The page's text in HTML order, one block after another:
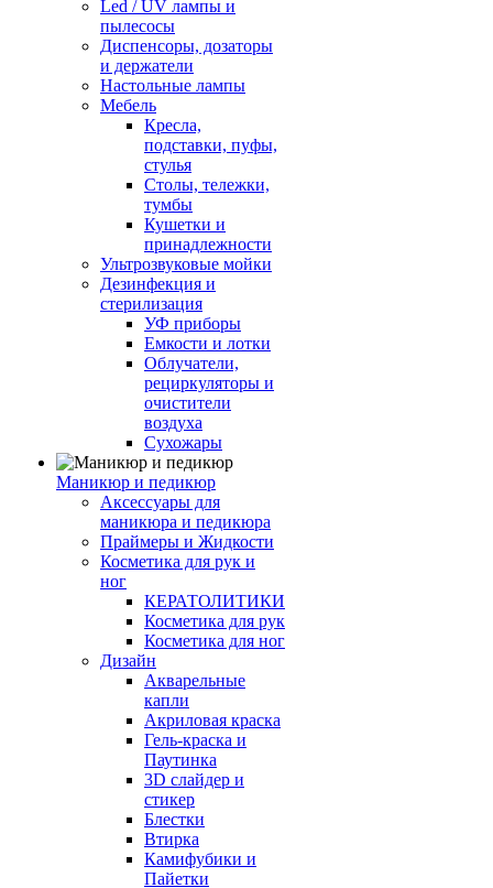
Led / UV лампы и
пылесосы
Диспенсоры, дозаторы
и держатели
Настольные лампы
Мебель
Кресла,
подставки, пуфы,
стулья
Столы, тележки,
тумбы
Кушетки и
принадлежности
Ультрозвуковые мойки
Дезинфекция и
стерилизация
УФ приборы
Емкости и лотки
Облучатели,
рециркуляторы и
очистители
воздуха
Сухожары
Маникюр и педикюр
Аксессуары для
маникюра и педикюра
Праймеры и Жидкости
Косметика для рук и
ног
КЕРАТОЛИТИКИ
Косметика для рук
Косметика для ног
Дизайн
Акварельные
капли
Акриловая краска
Гель-краска и
Паутинка
3D слайдер и
стикер
Блестки
Втирка
Камифубики и
Пайетки